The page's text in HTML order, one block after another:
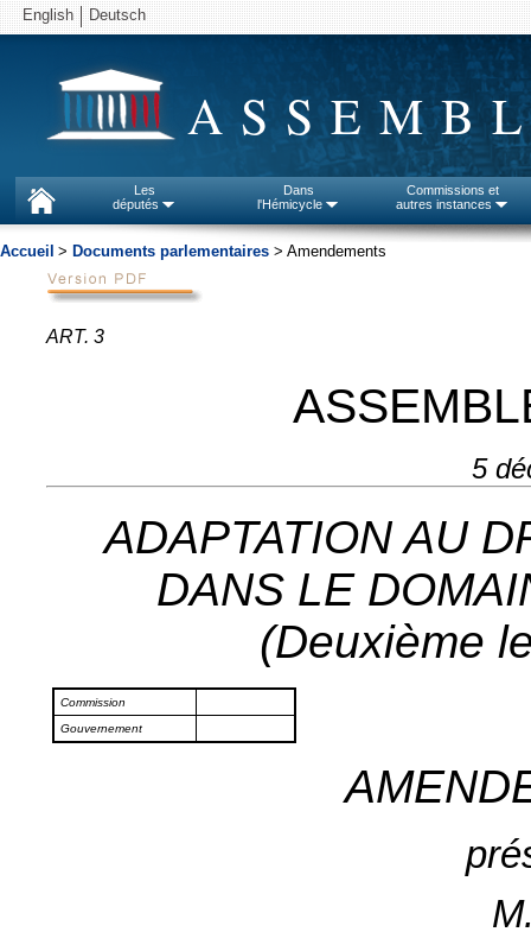
English Deutsch
Les
députés
Dans
l'Hémicycle
Commissions et
autres instances
Accueil > Documents parlementaires > Amendements
ART. 3
5
ADAPTATION AU
DANS LE
(Deuxième
Commission
Gouvernement